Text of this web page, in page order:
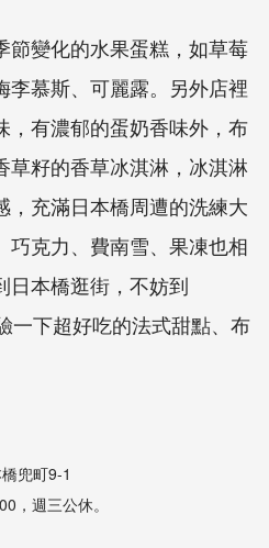
節變化的水果蛋糕，如草莓
李慕斯、可麗露。另外店裡
，有濃郁的蛋奶香味外，布
草籽的香草冰淇淋，冰淇淋
，充滿日本橋周遭的洗練大
巧克力、費南雪、果凍也相
日本橋逛街，不妨到
一下超好吃的法式甜點、布
兜町9-1
，週三公休。